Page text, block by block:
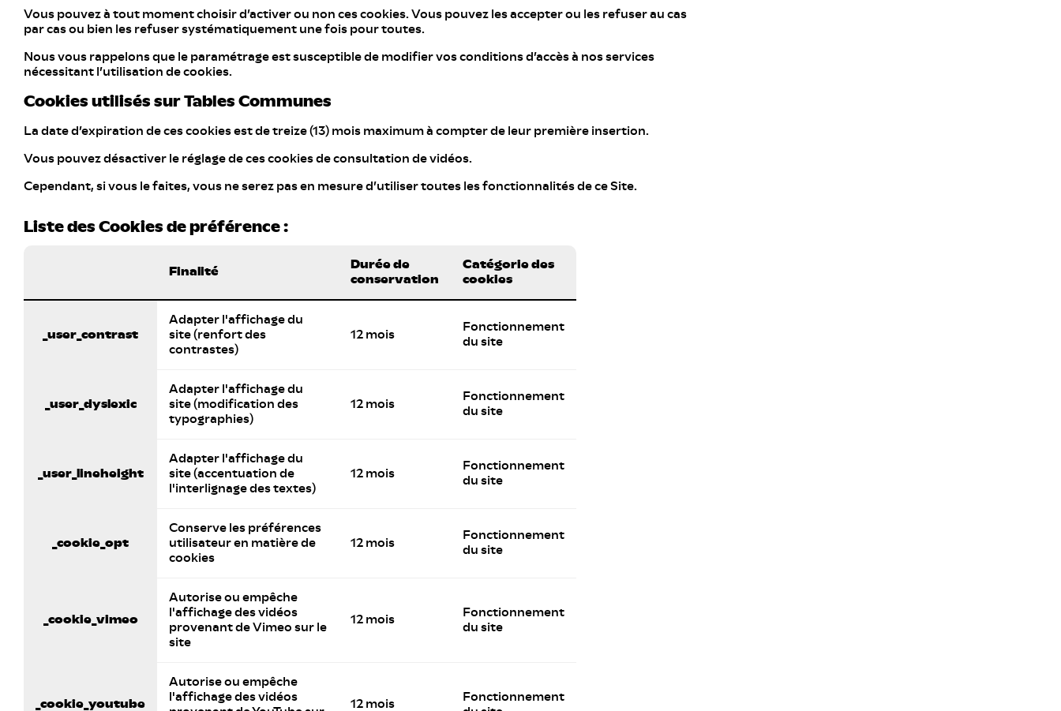
Vous pouvez à tout moment choisir d’activer ou non ces cookies. Vous pouvez les accepter ou les refuser au cas
par cas ou bien les refuser systématiquement une fois pour toutes.
Nous vous rappelons que le paramétrage est susceptible de modifier vos conditions d’accès à nos services
nécessitant l’utilisation de cookies.
Cookies utilisés sur Tables Communes
La date d’expiration de ces cookies est de treize (13) mois maximum à compter de leur première insertion.
Vous pouvez désactiver le réglage de ces cookies de consultation de vidéos.
Cependant, si vous le faites, vous ne serez pas en mesure d’utiliser toutes les fonctionnalités de ce Site.
Liste des Cookies de préférence :
Finalité
Durée de
conservation
Catégorie des
cookies
_user_contrast
Adapter l'affichage du
site (renfort des
contrastes)
12 mois
Fonctionnement
du site
_user_dyslexic
Adapter l'affichage du
site (modification des
typographies)
12 mois
Fonctionnement
du site
_user_lineheight
Adapter l'affichage du
site (accentuation de
l'interlignage des textes)
12 mois
Fonctionnement
du site
_cookie_opt
Conserve les préférences
utilisateur en matière de
cookies
12 mois
Fonctionnement
du site
_cookie_vimeo
Autorise ou empêche
l'affichage des vidéos
provenant de Vimeo sur le
site
12 mois
Fonctionnement
du site
_cookie_youtube
Autorise ou empêche
l'affichage des vidéos
12 mois
Fonctionnement